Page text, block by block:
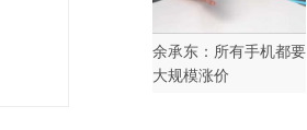
余承东：所有手机都要
大规模涨价